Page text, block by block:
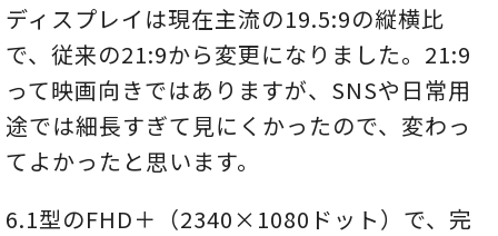
ディスプレイは現在主流の19.5:9の縦横比
で、従来の21:9から変更になりました。21:9
って映画向きではありますが、SNSや日常用
途では細長すぎて見にくかったので、変わっ
てよかったと思います。
6.1型のFHD＋（2340×1080ドット）で、完